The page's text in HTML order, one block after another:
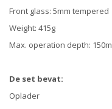
Front glass: 5mm tempered
Weight: 415g
Max. operation depth: 150m
De set bevat:
Oplader